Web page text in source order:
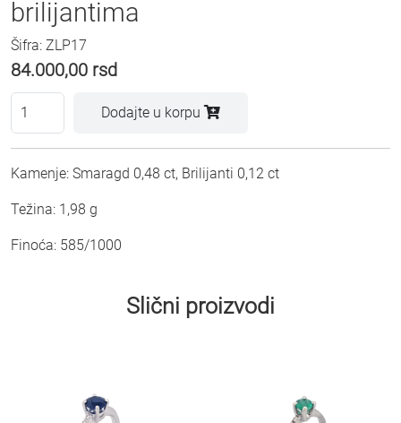
brilijantima
Šifra: ZLP17
84.000,00 rsd
Dodajte u korpu
Kamenje: Smaragd 0,48 ct, Brilijanti 0,12 ct
Težina: 1,98 g
Finoća: 585/1000
Slični proizvodi